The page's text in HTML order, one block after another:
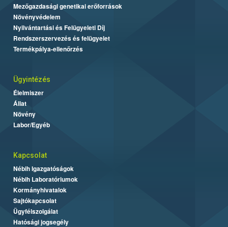
Mezőgazdasági genetikai erőforrások
Növényvédelem
Nyilvántartási és Felügyeleti Díj
Rendszerszervezés és felügyelet
Termékpálya-ellenőrzés
Ügyintézés
Élelmiszer
Állat
Növény
Labor/Egyéb
Kapcsolat
Nébih Igazgatóságok
Nébih Laboratóriumok
Kormányhivatalok
Sajtókapcsolat
Ügyfélszolgálat
Hatósági jogsegély